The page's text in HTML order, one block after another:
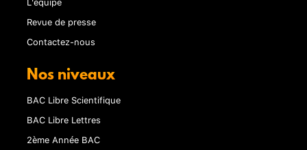
Revue de presse
Contactez-nous
Nos niveaux
BAC Libre Scientifique
BAC Libre Lettres
2ème Année BAC